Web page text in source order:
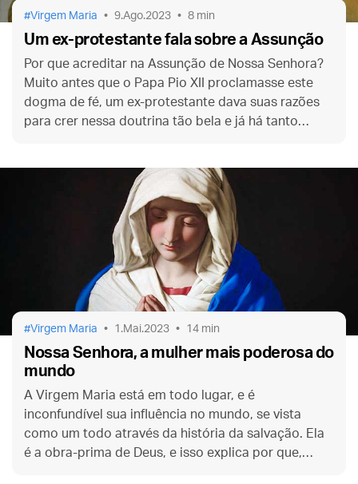
Virgem Maria 9.Ago.2023 8 min
Um ex-protestante fala sobre a Assunção
Por que acreditar na Assunção de Nossa Senhora?
Muito antes que o Papa Pio XII proclamasse este
dogma de fé, um ex-protestante dava suas razões
para crer nessa doutrina tão bela e já há tanto
Virgem Maria 1.Mai.2023 14 min
Nossa Senhora, a mulher mais poderosa do
mundo
A Virgem Maria está em todo lugar, e é
inconfundível sua influência no mundo, se vista
como um todo através da história da salvação. Ela
é a obra-prima de Deus, e isso explica por que,